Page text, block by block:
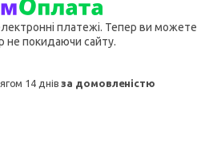
платежі. Тепер ви можете
не покидаючи сайту.
14 днівза домовленістю